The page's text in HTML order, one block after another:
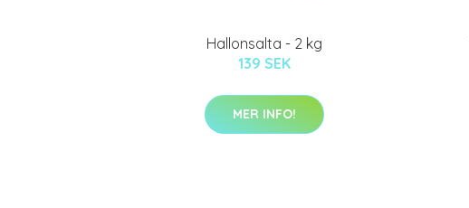
Hallonsalta - 2 kg
139 SEK
MER INFO!